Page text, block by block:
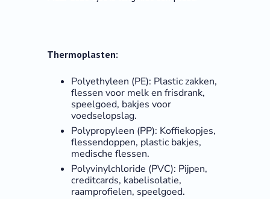
Thermoplasten:
Polyethyleen (PE): Plastic zakken,
flessen voor melk en frisdrank,
speelgoed, bakjes voor
voedselopslag.
Polypropyleen (PP): Koffiekopjes,
flessendoppen, plastic bakjes,
medische flessen.
Polyvinylchloride (PVC): Pijpen,
creditcards, kabelisolatie,
raamprofielen, speelgoed.